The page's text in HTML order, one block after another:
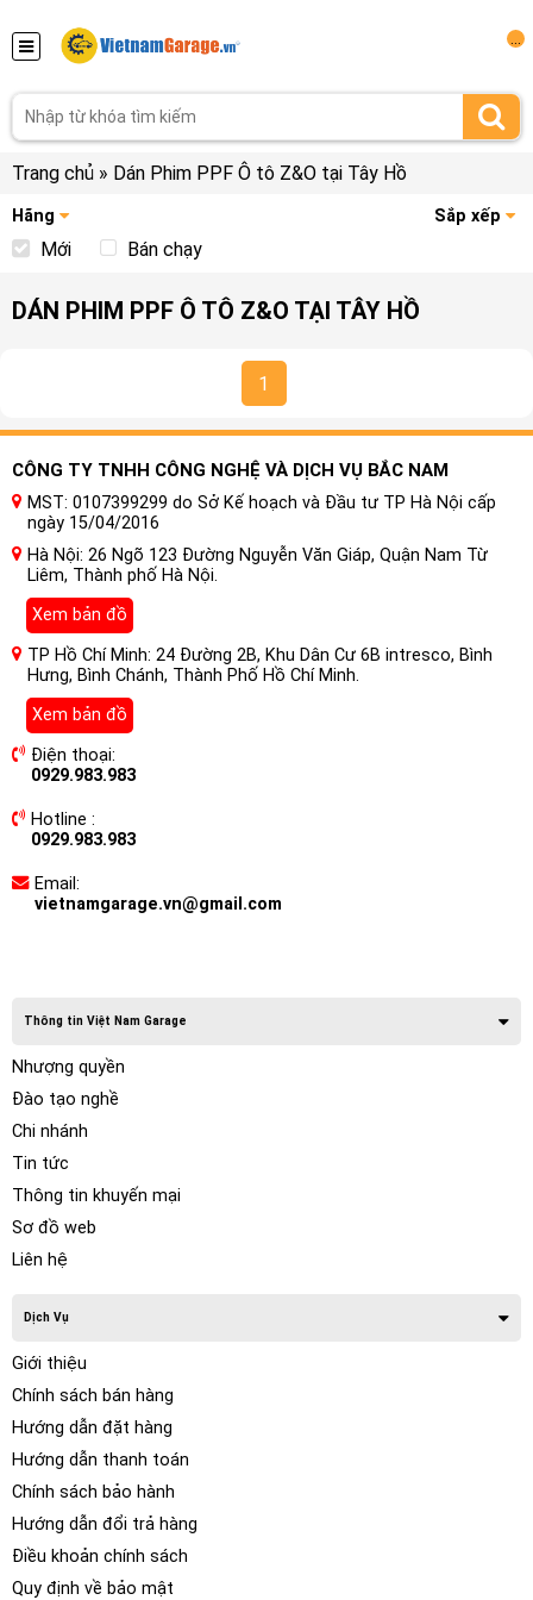
Trang chủ » Dán Phim PPF Ô tô Z&O tại Tây Hồ
Hãng Sắp xếp
Mới Bán chạy
DÁN PHIM PPF Ô TÔ Z&O TẠI TÂY HỒ
1
CÔNG TY TNHH CÔNG NGHỆ VÀ DỊCH VỤ BẮC NAM
MST: 0107399299 do Sở Kế hoạch và Đầu tư TP Hà Nội cấp
ngày 15/04/2016
Hà Nội: 26 Ngõ 123 Đường Nguyễn Văn Giáp, Quận Nam Từ
Liêm, Thành phố Hà Nội.
Xem bản đồ
TP Hồ Chí Minh: 24 Đường 2B, Khu Dân Cư 6B intresco, Bình
Hưng, Bình Chánh, Thành Phố Hồ Chí Minh.
Xem bản đồ
Điện thoại:
0929.983.983
Hotline :
0929.983.983
Email:
vietnamgarage.vn@gmail.com
Thông tin Việt Nam Garage
Nhượng quyền
Đào tạo nghề
Chi nhánh
Tin tức
Thông tin khuyến mại
Sơ đồ web
Liên hệ
Dịch Vụ
Giới thiệu
Chính sách bán hàng
Hướng dẫn đặt hàng
Hướng dẫn thanh toán
Chính sách bảo hành
Hướng dẫn đổi trả hàng
Điều khoản chính sách
Quy định về bảo mật